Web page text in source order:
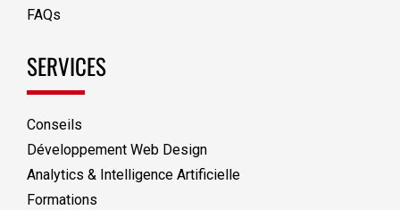
FAQs
SERVICES
Conseils
Développement Web Design
Analytics & Intelligence Artificielle
Formations